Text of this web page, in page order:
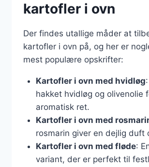
kartofler i ovn
Der findes utallige måder at
kartofler i ovn på, og her er
mest populære opskrifter:
Kartofler i ovn med hvidløg
hakket hvidløg og olivenolie
aromatisk ret.
Kartofler i ovn med
rosmarin giver en dejlig duft
Kartofler i ovn med fløde:
variant, der er perfekt til